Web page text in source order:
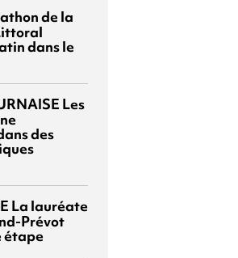
de la
dans le
Les
des
La lauréate
Prévot
étape